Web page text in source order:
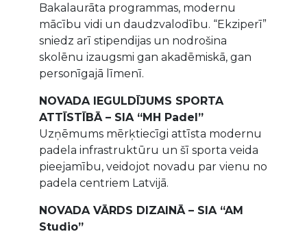
Bakalaurāta programmas, modernu
mācību vidi un daudzvalodību. “Ekziperī”
sniedz arī stipendijas un nodrošina
skolēnu izaugsmi gan akadēmiskā, gan
personīgajā līmenī.
NOVADA IEGULDĪJUMS SPORTA
ATTĪSTĪBĀ – SIA “MH Padel”
Uzņēmums mērķtiecīgi attīsta modernu
padela infrastruktūru un šī sporta veida
pieejamību, veidojot novadu par vienu no
padela centriem Latvijā.
NOVADA VĀRDS DIZAINĀ – SIA “AM
Studio”